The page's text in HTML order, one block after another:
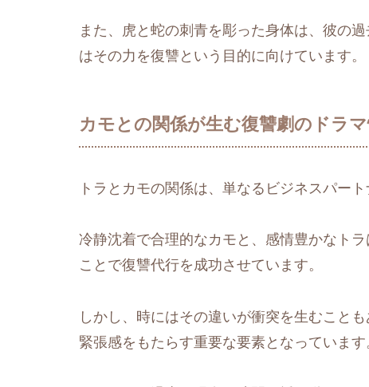
また、虎と蛇の刺青を彫った身体は、彼の
はその力を復讐という目的に向けています。
カモとの関係が生む復讐劇のドラ
トラとカモの関係は、単なるビジネスパー
冷静沈着で合理的なカモと、感情豊かなト
ことで復讐代行を成功させています。
しかし、時にはその違いが衝突を生むこと
緊張感をもたらす重要な要素となっています